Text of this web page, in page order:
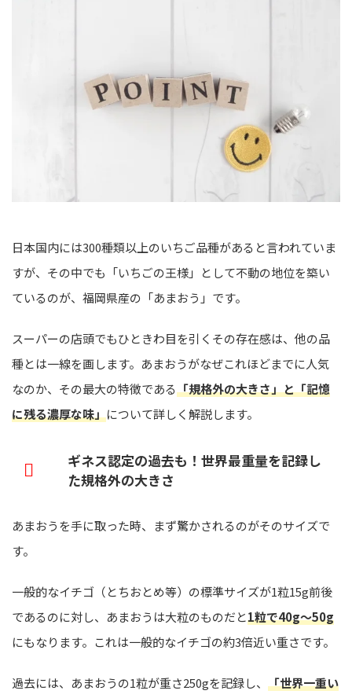
日本国内には300種類以上のいちご品種があると言われていま
すが、その中でも「いちごの王様」として不動の地位を築い
ているのが、福岡県産の「あまおう」です。
スーパーの店頭でもひときわ目を引くその存在感は、他の品
種とは一線を画します。あまおうがなぜこれほどまでに人気
なのか、その最大の特徴である「規格外の大きさ」と「記憶
に残る濃厚な味」について詳しく解説します。
ギネス認定の過去も！世界最重量を記録し
た規格外の大きさ
あまおうを手に取った時、まず驚かされるのがそのサイズで
す。
一般的なイチゴ（とちおとめ等）の標準サイズが1粒15g前後
であるのに対し、あまおうは大粒のものだと1粒で40g〜50g
にもなります。これは一般的なイチゴの約3倍近い重さです。
過去には、あまおうの1粒が重さ250gを記録し、 「世界一重い